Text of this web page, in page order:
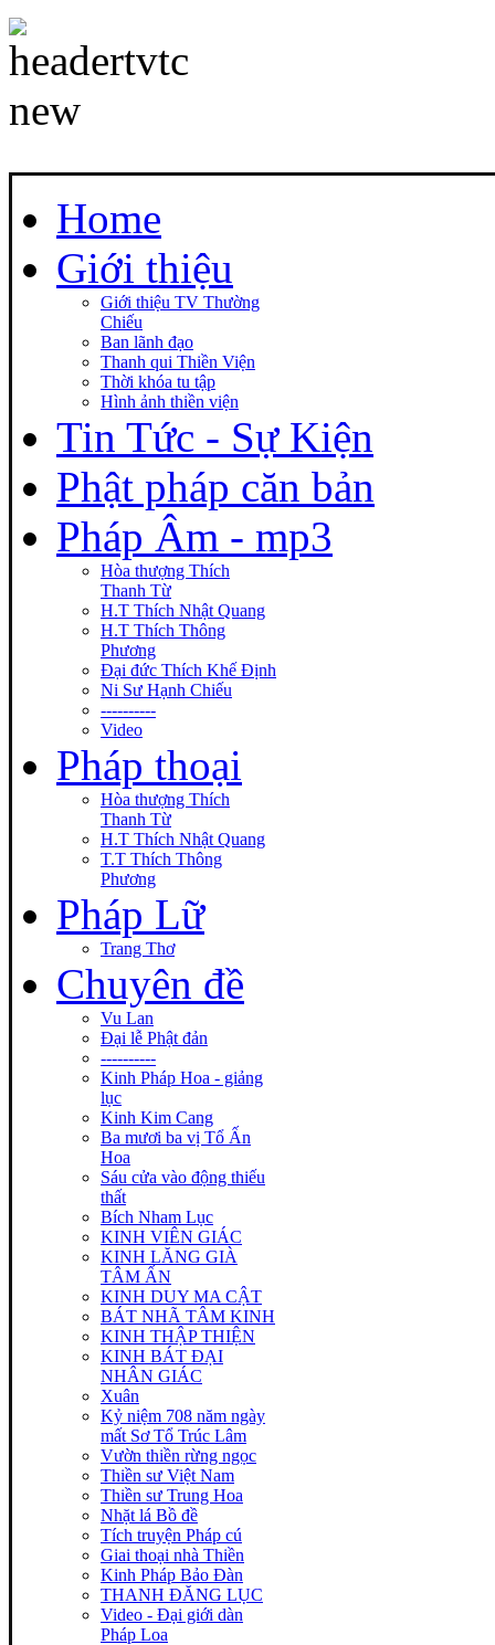
Home
Giới thiệu
Giới thiệu TV Thường
Chiếu
Ban lãnh đạo
Thanh qui Thiền Viện
Thời khóa tu tập
Hình ảnh thiền viện
Tin Tức - Sự Kiện
Phật pháp căn bản
Pháp Âm - mp3
Hòa thượng Thích
Thanh Từ
H.T Thích Nhật Quang
H.T Thích Thông
Phương
Đại đức Thích Khế Định
Ni Sư Hạnh Chiếu
----------
Video
Pháp thoại
Hòa thượng Thích
Thanh Từ
H.T Thích Nhật Quang
T.T Thích Thông
Phương
Pháp Lữ
Trang Thơ
Chuyên đề
Vu Lan
Đại lễ Phật đản
----------
Kinh Pháp Hoa - giảng
lục
Kinh Kim Cang
Ba mươi ba vị Tổ Ấn
Hoa
Sáu cửa vào động thiếu
thất
Bích Nham Lục
KINH VIÊN GIÁC
KINH LĂNG GIÀ
TÂM ẤN
KINH DUY MA CẬT
BÁT NHÃ TÂM KINH
KINH THẬP THIỆN
KINH BÁT ĐẠI
NHÂN GIÁC
Xuân
Kỷ niệm 708 năm ngày
mất Sơ Tổ Trúc Lâm
Vườn thiền rừng ngọc
Thiền sư Việt Nam
Thiền sư Trung Hoa
Nhặt lá Bồ đề
Tích truyện Pháp cú
Giai thoại nhà Thiền
Kinh Pháp Bảo Đàn
THANH ĐĂNG LỤC
Video - Đại giới dàn
Pháp Loa